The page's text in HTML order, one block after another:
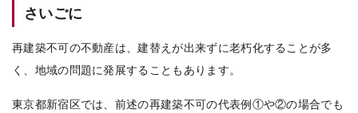
さいごに
再建築不可の不動産は、建替えが出来ずに老朽化することが多
く、地域の問題に発展することもあります。
東京都新宿区では、前述の再建築不可の代表例①や②の場合でも